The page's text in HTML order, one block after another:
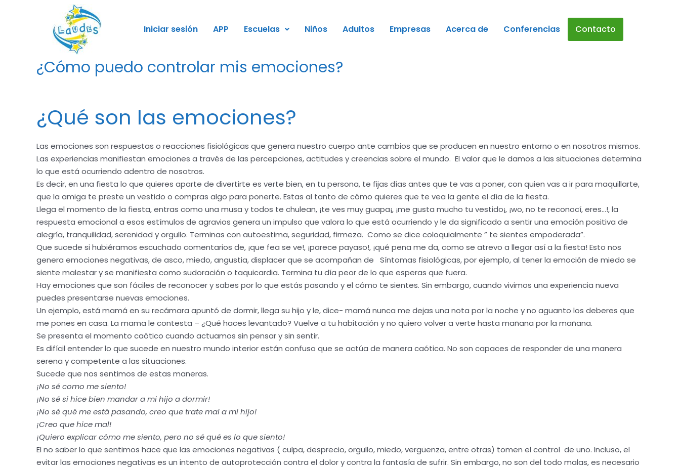
Iniciar sesión APP Escuelas Niños Adultos Empresas Acerca de Conferencias Contacto
¿Cómo puedo controlar mis emociones?
¿Qué son las emociones?
Las emociones son respuestas o reacciones fisiológicas que genera nuestro cuerpo ante cambios que se producen en nuestro entorno o en nosotros mismos.
Las experiencias manifiestan emociones a través de las percepciones, actitudes y creencias sobre el mundo. El valor que le damos a las situaciones determina
lo que está ocurriendo adentro de nosotros.
Es decir, en una fiesta lo que quieres aparte de divertirte es verte bien, en tu persona, te fijas días antes que te vas a poner, con quien vas a ir para maquillarte,
que la amiga te preste un vestido o compras algo para ponerte. Estas al tanto de cómo quieres que te vea la gente el día de la fiesta.
Llega el momento de la fiesta, entras como una musa y todos te chulean, ¡te ves muy guapa¡, ¡me gusta mucho tu vestido¡, ¡wo, no te reconocí, eres…!, la
respuesta emocional a esos estímulos de agravios genera un impulso que valora lo que está ocurriendo y le da significado a sentir una emoción positiva de
alegría, tranquilidad, serenidad y orgullo. Terminas con autoestima, seguridad, firmeza. Como se dice coloquialmente ” te sientes empoderada”.
Que sucede si hubiéramos escuchado comentarios de, ¡que fea se ve!, ¡parece payaso!, ¡qué pena me da, como se atrevo a llegar así a la fiesta! Esto nos
genera emociones negativas, de asco, miedo, angustia, displacer que se acompañan de Síntomas fisiológicas, por ejemplo, al tener la emoción de miedo se
siente malestar y se manifiesta como sudoración o taquicardia. Termina tu día peor de lo que esperas que fuera.
Hay emociones que son fáciles de reconocer y sabes por lo que estás pasando y el cómo te sientes. Sin embargo, cuando vivimos una experiencia nueva
puedes presentarse nuevas emociones.
Un ejemplo, está mamá en su recámara apuntó de dormir, llega su hijo y le, dice- mamá nunca me dejas una nota por la noche y no aguanto los deberes que
me pones en casa. La mama le contesta – ¿Qué haces levantado? Vuelve a tu habitación y no quiero volver a verte hasta mañana por la mañana.
Se presenta el momento caótico cuando actuamos sin pensar y sin sentir.
Es difícil entender lo que sucede en nuestro mundo interior están confuso que se actúa de manera caótica. No son capaces de responder de una manera
serena y competente a las situaciones.
Sucede que nos sentimos de estas maneras.
¡No sé como me siento!
¡No sé si hice bien mandar a mi hijo a dormir!
¡No sé qué me está pasando, creo que trate mal a mi hijo!
¡Creo que hice mal!
¡Quiero explicar cómo me siento, pero no sé qué es lo que siento!
El no saber lo que sentimos hace que las emociones negativas ( culpa, desprecio, orgullo, miedo, vergüenza, entre otras) tomen el control de uno. Incluso, el
evitar las emociones negativas es un intento de autoprotección contra el dolor y contra la fantasía de sufrir. Sin embargo, no son del todo malas, es necesario